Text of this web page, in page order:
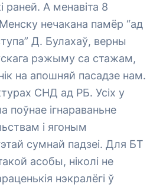
раней. А менавіта 8
нечакана памёр “ад
Д. Булахаў, верны
рэжыму са стажам,
на апошняй пасадзе нам.
СНД ад РБ. Усіх у
поўнае ігнараваньне
і ягоным
сумнай падзеі. Для БТ
асобы, ніколі не
нэкралёгі ў